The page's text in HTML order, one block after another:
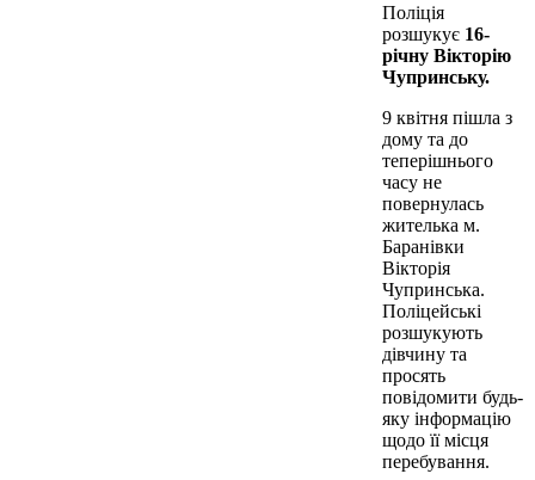
Поліція
розшукує 16-
річну Вікторію
Чупринську.
9 квітня пішла з
дому та до
теперішнього
часу не
повернулась
жителька м.
Баранівки
Вікторія
Чупринська.
Поліцейські
розшукують
дівчину та
просять
повідомити будь-
яку інформацію
щодо її місця
перебування.